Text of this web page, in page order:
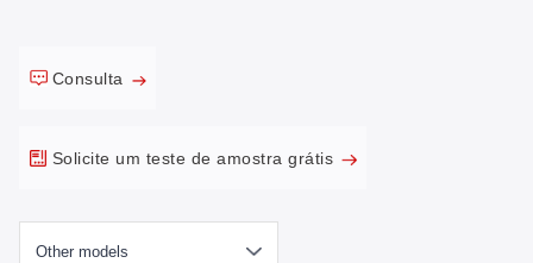
Consulta
Solicite um teste de amostra grátis